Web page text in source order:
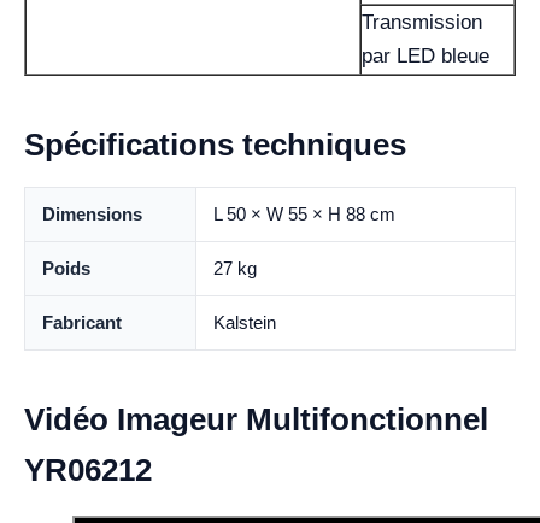
Transmission
par LED bleue
Spécifications techniques
Dimensions L 50 × W 55 × H 88 cm
Poids 27 kg
Fabricant Kalstein
Vidéo Imageur Multifonctionnel
YR06212